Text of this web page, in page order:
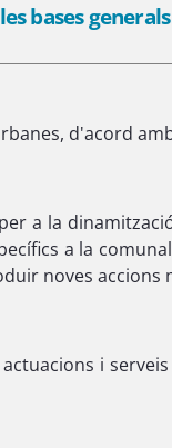
bases
d'acord
a la
a la
noves accions
i